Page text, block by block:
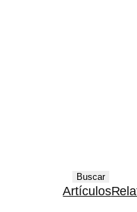
Buscar
Artículos